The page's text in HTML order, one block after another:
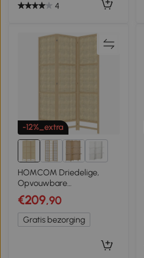
4
-12%_extra
9+
HOMCOM Driedelige,
Opvouwbare
Kamerscherm, 180 cm
Vrijstaande
Scheidingswand met
Handgeweven Design voor
€209,90
Gratis bezorging